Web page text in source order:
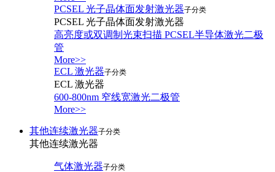
PCSEL 光子晶体面发射激光器子分类
PCSEL 光子晶体面发射激光器
高亮度或双调制光束扫描 PCSEL半导体激光二极
管
More>>
ECL 激光器子分类
ECL 激光器
600-800nm 窄线宽激光二极管
More>>
其他连续激光器子分类
其他连续激光器
气体激光器子分类